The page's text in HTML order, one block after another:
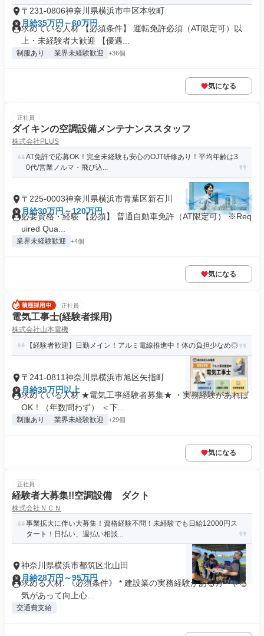
〒231-0806神奈川県横浜市中区本牧町
月給35万円～60万円
求めている人材 【必須条件】 運転免許必須（AT限定可）以
上・未経験者大歓迎 【優遇...
制服あり 業界未経験歓迎 +36個
気になる
正社員
ダイキンの空調設備メンテナンススタッフ
株式会社PLUS
AT免許で応募OK！完全未経験も安心のOJT研修あり！平均年齢は3
0代/営業ノルマ・飛び込...
〒225-0003神奈川県横浜市青葉区新石川
月給30万円～120万円
必要資格・経験 【必須】 普通自動車免許（AT限定可） ※Req
uired Qua...
業界未経験歓迎 +4個
気になる
正社員
電気工事士(経験者採用)
株式会社山本電機
【経験者歓迎】日勤メイン！アルミ電線推進中！体の負担少なめ◎
〒241-0811神奈川県横浜市旭区矢指町
月給35万円以上
求めている人材 ★電気工事経験者募集★ ・実務経験があれば
OK！（年数問わず） ＜下...
制服あり 業界未経験歓迎 +29個
気になる
正社員
経験者大募集!!空調設備 ダクト
株式会社ＮＣＮ
事業拡大に伴い大募集！資格経験不問！未経験でも日給12000円ス
タート！日払い、週払い相談...
神奈川県横浜市都筑区北山田
月給28万円～95万円
求める人材: 《必須条件》 * 建設業の実務経験がある方 * やる
気があって向上心...
交通費支給